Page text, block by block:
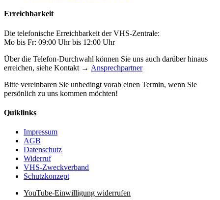
Erreichbarkeit
Die telefonische Erreichbarkeit der VHS-Zentrale:
Mo bis Fr: 09:00 Uhr bis 12:00 Uhr
Über die Telefon-Durchwahl können Sie uns auch darüber hinaus
erreichen, siehe Kontakt → Ansprechpartner
Bitte vereinbaren Sie unbedingt vorab einen Termin, wenn Sie
persönlich zu uns kommen möchten!
Quiklinks
Impressum
AGB
Datenschutz
Widerruf
VHS-Zweckverband
Schutzkonzept
YouTube-Einwilligung widerrufen